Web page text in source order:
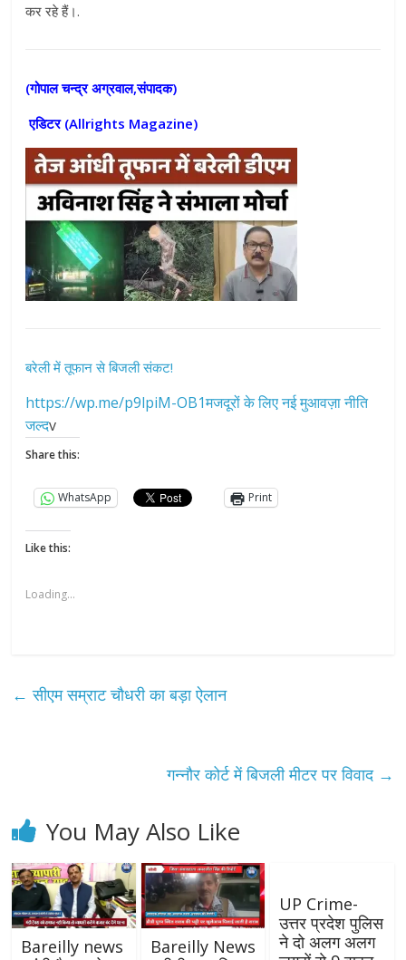
कर रहे हैं। .
(गोपाल चन्द्र अग्रवाल,संपादक)
एडिटर (Allrights Magazine)
बरेली में तूफान से बिजली संकट!
https://wp.me/p9lpiM-OB1मजदूरों के लिए नई मुआवज़ा नीति
जल्दv
Share this:
WhatsApp Print
Like this:
Loading...
← सीएम सम्राट चौधरी का बड़ा ऐलान
गन्नौर कोर्ट में बिजली मीटर पर विवाद →
You May Also Like
Bareilly news
Bareilly News
UP Crime-
उत्तर प्रदेश पुलिस
ने दो अलग अलग